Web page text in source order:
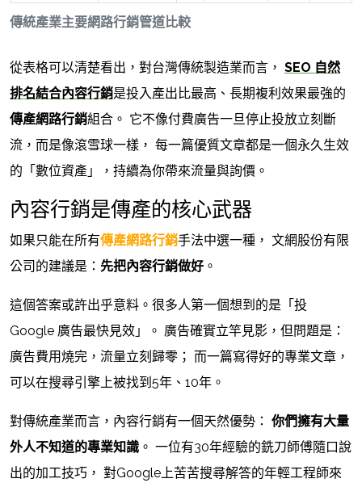
傳統產業主要網路行銷管道比較
從表格可以清楚看出，對台灣傳統製造業而言， SEO 自然
排名結合內容行銷是投入產出比最高、長期複利效果最強的
傳產網路行銷組合。 它不像付費廣告一旦停止投放立刻斷
流，而是像滾雪球一樣， 每一篇優質文章都是一個永久生效
的「數位資產」，持續為你帶來流量與詢價。
內容行銷是傳產的核心武器
如果只能在所有傳產網路行銷手法中選一種， 文網股份有限
公司的建議是： 先把內容行銷做好 。
這個答案或許出乎意料。很多人第一個想到的是「投
Google 廣告最快見效」。 廣告確實立竿見影，但問題是：
廣告費用燒完，流量立刻歸零； 而一篇寫得好的專業文章，
可以在搜尋引擎上被找到5年、10年。
對傳統產業而言，內容行銷有一個天然優勢： 你們擁有大量
外人不知道的專業知識 。 一位有30年經驗的銑刀師傅隨口說
出的加工技巧， 對Google上苦苦搜尋解答的年輕工程師來